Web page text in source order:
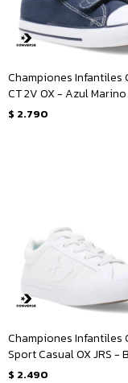
Championes Infantiles
CT 2V OX - Azul
$ 2.790
Championes Infantiles
Sport Casual OX JRS -
Gris
$ 2.490